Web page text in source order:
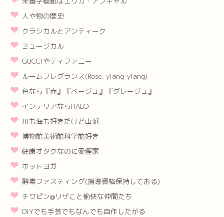
人や物の歴史
クラシカルとアンティーク
ミュージカル
GUCCIやティファニー
ルームフレグランス(Rose, ylang-ylang)
色なら『赤』『ベージュ』『グレージュ』
インテリアならHALO
川も海も好きだけど山派
博物館美術館科学館好き
健康オタクなのに愛煙家
ホットヨガ
酵素ファスティング(指導資格保持しておる)
チワピン@リザこと愉快な仲間たち
DIYでも手芸でもなんでも自作したがる